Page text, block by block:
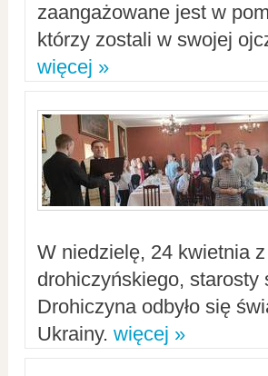
zaangażowane jest w
którzy zostali w swojej
więcej »
W niedzielę, 24 kwietnia
drohiczyńskiego,
Drohiczyna odbyło się
Ukrainy. więcej »